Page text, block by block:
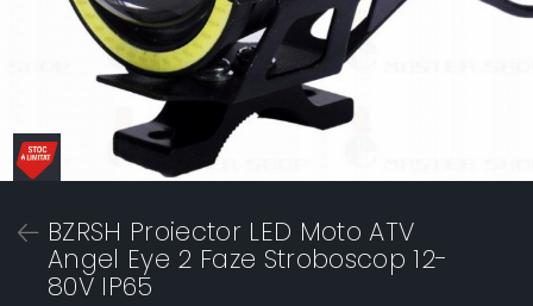
BZRSH Proiector LED Moto ATV
Angel Eye 2 Faze Stroboscop 12-
80V IP65